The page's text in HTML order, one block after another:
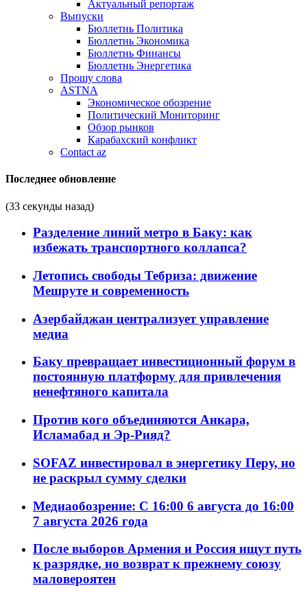
Актуальный репортаж
Выпуски
Бюллетнь Политика
Бюллетнь Экономика
Бюллетнь Финансы
Бюллетнь Энергетика
Прошу слова
ASTNA
Экономическое обозрение
Политический Мониторинг
Обзор рынков
Карабахский конфликт
Contact az
Последнее обновление
(33 секунды назад)
Разделение линий метро в Баку: как
избежать транспортного коллапса?
Летопись свободы Тебриза: движение
Мешруте и современность
Азербайджан централизует управление
медиа
Баку превращает инвестиционный форум в
постоянную платформу для привлечения
ненефтяного капитала
Против кого объединяются Анкара,
Исламабад и Эр-Рияд?
SOFAZ инвестировал в энергетику Перу, но
не раскрыл сумму сделки
Медиаобозрение: С 16:00 6 августа до 16:00
7 августа 2026 года
После выборов Армения и Россия ищут путь
к разрядке, но возврат к прежнему союзу
маловероятен